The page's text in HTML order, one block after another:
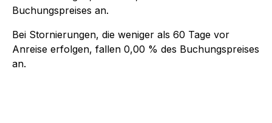
Buchungspreises an.
Bei Stornierungen, die weniger als 60 Tage vor
Anreise erfolgen, fallen 0,00 % des Buchungspreises
an.